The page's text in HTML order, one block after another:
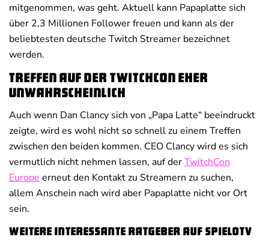
mitgenommen, was geht. Aktuell kann Papaplatte sich
über 2,3 Millionen Follower freuen und kann als der
beliebtesten deutsche Twitch Streamer bezeichnet
werden.
Treffen auf der TwitchCon eher
unwahrscheinlich
Auch wenn Dan Clancy sich von „Papa Latte“ beeindruckt
zeigte, wird es wohl nicht so schnell zu einem Treffen
zwischen den beiden kommen. CEO Clancy wird es sich
vermutlich nicht nehmen lassen, auf derTwitchCon
Europe erneut den Kontakt zu Streamern zu suchen,
allem Anschein nach wird aber Papaplatte nicht vor Ort
sein.
Weitere interessante Ratgeber auf SpieloTV